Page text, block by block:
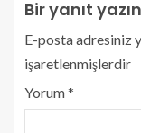
Bir yanıt yazın
E-posta adresiniz
işaretlenmişlerdir
Yorum*